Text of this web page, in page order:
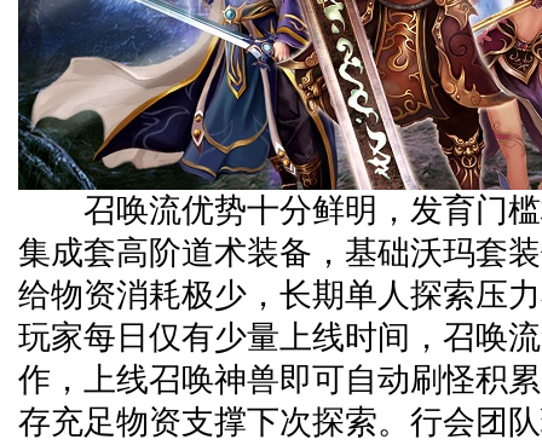
召唤流优势十分鲜明，发育门槛
集成套高阶道术装备，基础沃玛套
给物资消耗极少，长期单人探索压
玩家每日仅有少量上线时间，召唤
作，上线召唤神兽即可自动刷怪积
存充足物资支撑下次探索。行会团